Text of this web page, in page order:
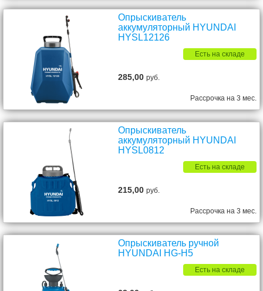
Опрыскиватель
аккумуляторный HYUNDAI
HYSL12126
Есть на складе
285,00руб.
Рассрочка на 3 мес.
Опрыскиватель
аккумуляторный HYUNDAI
HYSL0812
Есть на складе
215,00руб.
Рассрочка на 3 мес.
Опрыскиватель ручной
HYUNDAI HG-H5
Есть на складе